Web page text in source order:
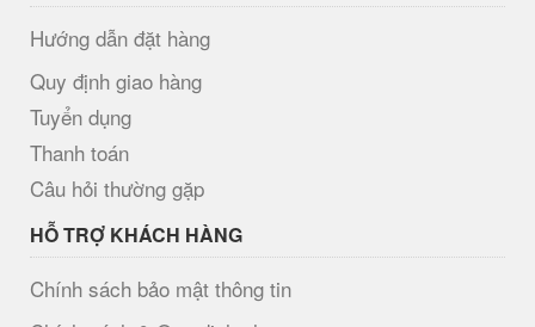
Hướng dẫn đặt hàng
Quy định giao hàng
Tuyển dụng
Thanh toán
Câu hỏi thường gặp
HỖ TRỢ KHÁCH HÀNG
Chính sách bảo mật thông tin